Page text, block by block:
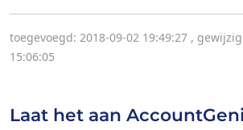
toegevoegd: 2018-09-02 19:49:27 ,
15:06:05
Laat het aan